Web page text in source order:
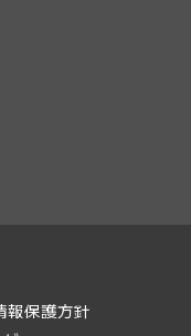
報保護方針